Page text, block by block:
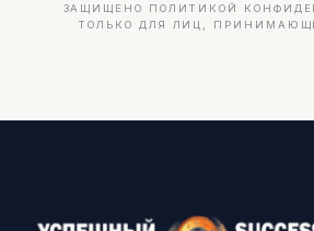
ЗАЩИЩЕНО ПОЛИТИКОЙ
ТОЛЬКО ДЛЯ ЛИЦ,